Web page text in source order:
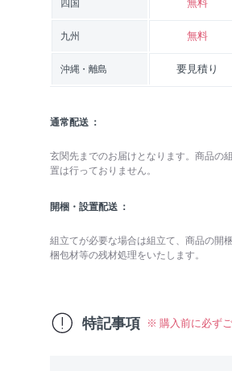
四国 無料
九州 無料
沖縄・離島 要見積り
通常配送
玄関先までのお届けとなります。商品の
置は行っておりません。
開梱・設置配送
組立てが必要な場合は組立て、商品の開
梱包材等の残材処理をいたします。
特記事項 ※ 購入前に必ず